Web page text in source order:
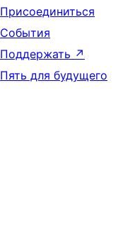
Присоединиться
События
Поддержать ↗
Пять для будущего